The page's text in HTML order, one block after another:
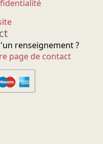
renseignement ?
page de contact